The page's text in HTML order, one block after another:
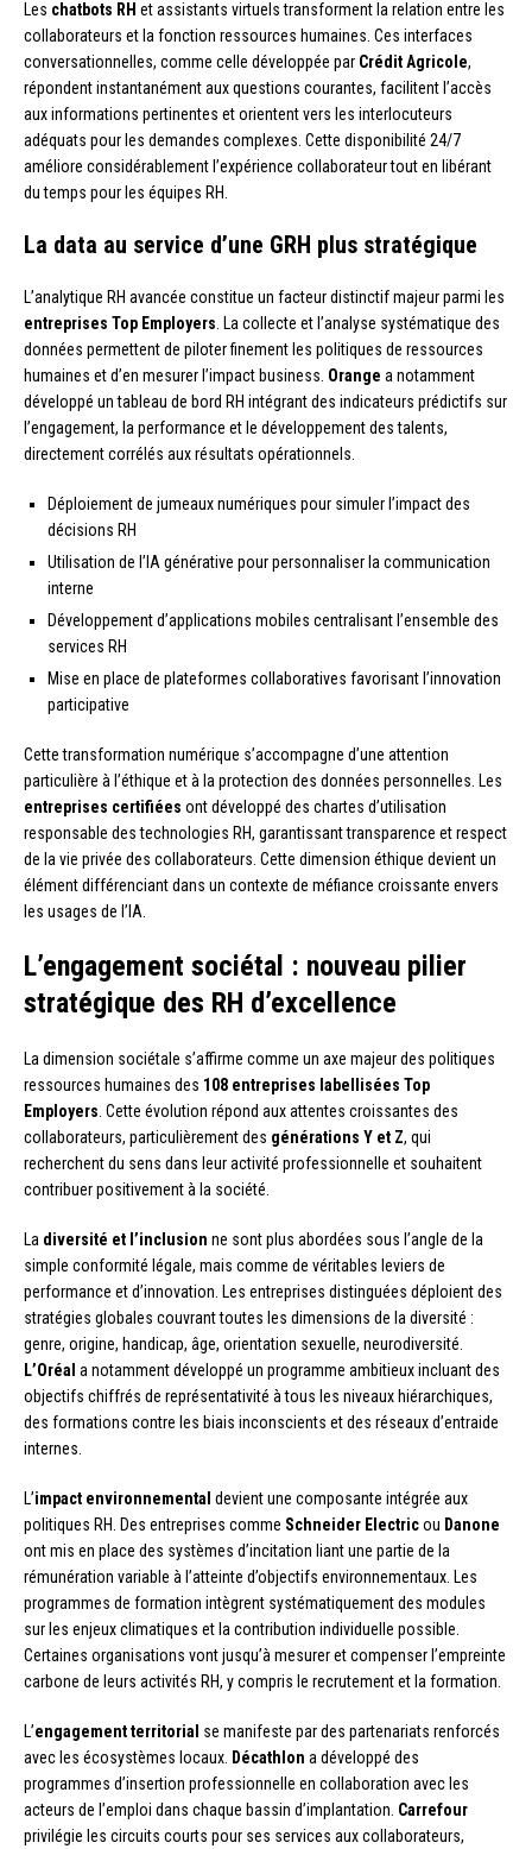
Les chatbots RH et assistants virtuels transforment la relation entre les
collaborateurs et la fonction ressources humaines. Ces interfaces
conversationnelles, comme celle développée par Crédit Agricole,
répondent instantanément aux questions courantes, facilitent l’accès
aux informations pertinentes et orientent vers les interlocuteurs
adéquats pour les demandes complexes. Cette disponibilité 24/7
améliore considérablement l’expérience collaborateur tout en libérant
du temps pour les équipes RH.
La data au service d’une GRH plus stratégique
L’analytique RH avancée constitue un facteur distinctif majeur parmi les
entreprises Top Employers . La collecte et l’analyse systématique des
données permettent de piloter finement les politiques de ressources
humaines et d’en mesurer l’impact business. Orange a notamment
développé un tableau de bord RH intégrant des indicateurs prédictifs sur
l’engagement, la performance et le développement des talents,
directement corrélés aux résultats opérationnels.
Déploiement de jumeaux numériques pour simuler l’impact des
décisions RH
Utilisation de l’IA générative pour personnaliser la communication
interne
Développement d’applications mobiles centralisant l’ensemble des
services RH
Mise en place de plateformes collaboratives favorisant l’innovation
participative
Cette transformation numérique s’accompagne d’une attention
particulière à l’éthique et à la protection des données personnelles. Les
entreprises certifiées ont développé des chartes d’utilisation
responsable des technologies RH, garantissant transparence et respect
de la vie privée des collaborateurs. Cette dimension éthique devient un
élément différenciant dans un contexte de méfiance croissante envers
les usages de l’IA.
L’engagement sociétal : nouveau pilier
stratégique des RH d’excellence
La dimension sociétale s’affirme comme un axe majeur des politiques
ressources humaines des 108 entreprises labellisées Top
Employers . Cette évolution répond aux attentes croissantes des
collaborateurs, particulièrement des générations Y et Z, qui
recherchent du sens dans leur activité professionnelle et souhaitent
contribuer positivement à la société.
La diversité et l’inclusion ne sont plus abordées sous l’angle de la
simple conformité légale, mais comme de véritables leviers de
performance et d’innovation. Les entreprises distinguées déploient des
stratégies globales couvrant toutes les dimensions de la diversité :
genre, origine, handicap, âge, orientation sexuelle, neurodiversité.
L’Oréal a notamment développé un programme ambitieux incluant des
objectifs chiffrés de représentativité à tous les niveaux hiérarchiques,
des formations contre les biais inconscients et des réseaux d’entraide
internes.
L’impact environnemental devient une composante intégrée aux
politiques RH. Des entreprises comme Schneider Electricou Danone
ont mis en place des systèmes d’incitation liant une partie de la
rémunération variable à l’atteinte d’objectifs environnementaux. Les
programmes de formation intègrent systématiquement des modules
sur les enjeux climatiques et la contribution individuelle possible.
Certaines organisations vont jusqu’à mesurer et compenser l’empreinte
carbone de leurs activités RH, y compris le recrutement et la formation.
L’engagement territorial se manifeste par des partenariats renforcés
avec les écosystèmes locaux. Décathlon a développé des
programmes d’insertion professionnelle en collaboration avec les
acteurs de l’emploi dans chaque bassin d’implantation. Carrefour
privilégie les circuits courts pour ses services aux collaborateurs,